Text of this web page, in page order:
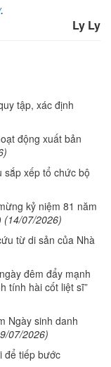
.
Ly Ly
tập, xác định
động xuất bản
sắp xếp tổ chức bộ
kỷ niệm 81 năm
(14/07/2026)
từ di sản của Nhà
đêm đẩy mạnh
tính hài cốt liệt sĩ”
Ngày sinh danh
07/2026)
để tiếp bước